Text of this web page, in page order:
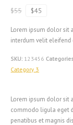
$55 $45
Lorem ipsum dolor sit
interdum velit eleifend
SKU: 123456
Category 3
Lorem ipsum dolor sit
commodo ligula eget
penatibus et magnis